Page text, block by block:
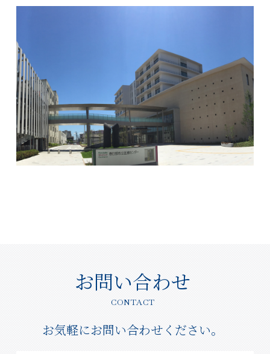
お問い合わせ
CONTACT
お気軽にお問い合わせください。